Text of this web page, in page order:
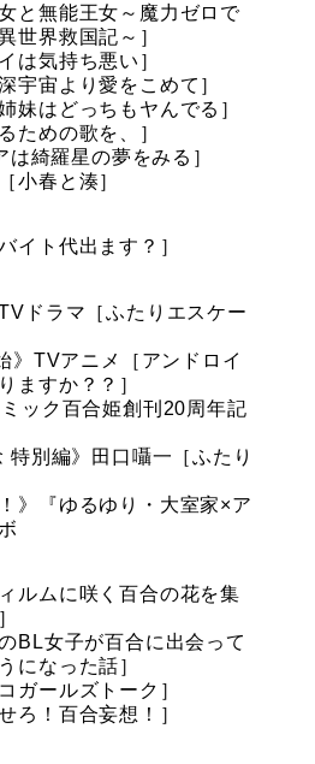
と無能王女～魔力ゼロで
世界救国記～］
は気持ち悪い］
宇宙より愛をこめて］
妹はどっちもヤんでる］
ための歌を、］
綺羅星の夢をみる］
小春と湊］
イト代出ます？］
ドラマ［ふたりエスケー
》TVアニメ［アンドロイ
ますか？？］
ミック百合姫創刊20周年記
特別編》田口囁一［ふたり
》『ゆるゆり・大室家×ア
ルムに咲く百合の花を集
BL女子が百合に出会って
になった話］
ガールズトーク］
ろ！百合妄想！］